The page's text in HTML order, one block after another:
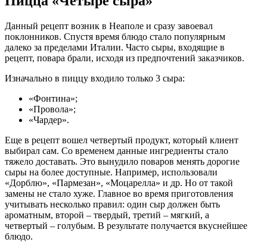
Данный рецепт возник в Неаполе и сразу завоевал
поклонников. Спустя время блюдо стало популярным
далеко за пределами Италии. Часто сыры, входящие в
рецепт, повара брали, исходя из предпочтений заказчиков.
Изначально в пиццу входило только 3 сыра:
«Фонтина»;
«Провола»;
«Чардер».
Еще в рецепт вошел четвертый продукт, который клиент
выбирал сам. Со временем данные ингредиенты стало
тяжело доставать. Это вынудило поваров менять дорогие
сыры на более доступные. Например, использовали
«Дорблю», «Пармезан», «Моцарелла» и др. Но от такой
замены не стало хуже. Главное во время приготовления
учитывать несколько правил: один сыр должен быть
ароматным, второй – твердый, третий – мягкий, а
четвертый – голубым. В результате получается вкуснейшее
блюдо.